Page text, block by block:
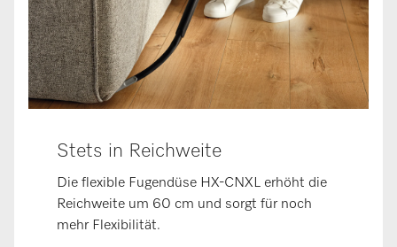
Stets in Reichweite
Die flexible Fugendüse HX-CNXL erhöht die
Reichweite um 60 cm und sorgt für noch
mehr Flexibilität.